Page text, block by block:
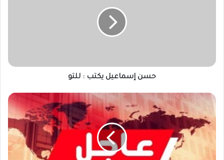
حسن إسماعيل يكتب : للتو
ضحـ
جديدة
الدعم
السريع..